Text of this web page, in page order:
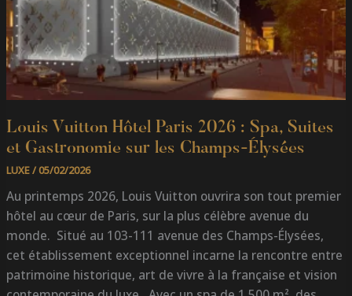
Louis Vuitton Hôtel Paris 2026 : Spa, Suites
et Gastronomie sur les Champs-Élysées
LUXE/05/02/2026
Au printemps 2026, Louis Vuitton ouvrira son tout premier
hôtel au cœur de Paris, sur la plus célèbre avenue du
monde. Situé au 103-111 avenue des Champs-Élysées,
cet établissement exceptionnel incarne la rencontre entre
patrimoine historique, art de vivre à la française et vision